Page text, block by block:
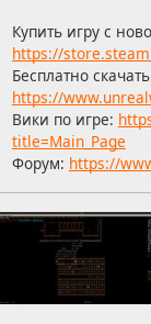
Купить игру с
https://
Бесплатно
https://
Вики по игре:
title=Main_Page
Форум: https://